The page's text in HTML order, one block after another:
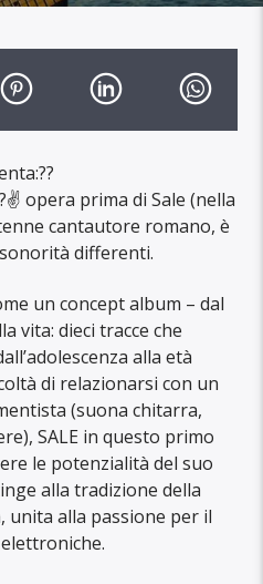
opera prima di Sale (nella
cantautore romano, è
differenti.
un concept album – dal
vita: dieci tracce che
alla età
di relazionarsi con un
(suona chitarra,
SALE in questo primo
le potenzialità del suo
alla tradizione della
unita alla passione per il